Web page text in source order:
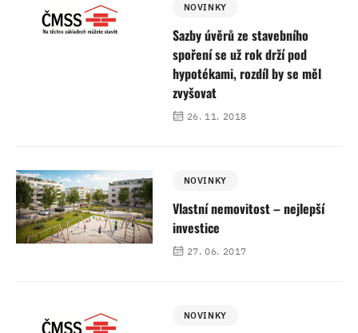
NOVINKY
Sazby úvěrů ze stavebního
spoření se už rok drží pod
hypotékami, rozdíl by se měl
zvyšovat
26. 11. 2018
NOVINKY
Vlastní nemovitost – nejlepší
investice
27. 06. 2017
NOVINKY